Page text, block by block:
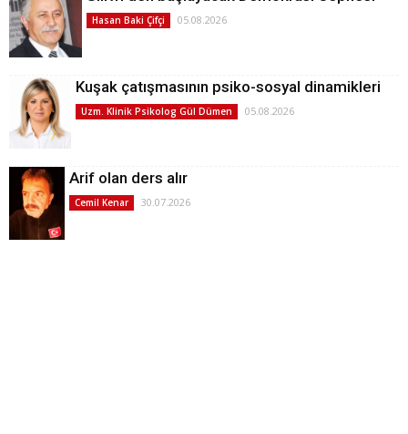
Hasan Baki Çifçi 05.08.2026
Kuşak çatışmasının psiko-sosyal dinamikleri
Uzm. Klinik Psikolog Gül Dümen 05.08.2026
Arif olan ders alır
Cemil Kenar 30.07.2026